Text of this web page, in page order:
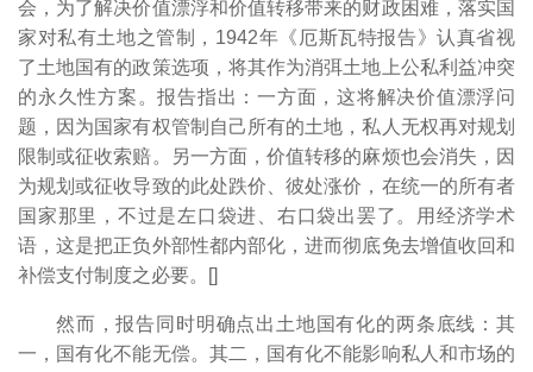
会，为了解决价值漂浮和价值转移带来的财政困难，落实国
家对私有土地之管制，1942年《厄斯瓦特报告》认真省视
了土地国有的政策选项，将其作为消弭土地上公私利益冲突
的永久性方案。报告指出：一方面，这将解决价值漂浮问
题，因为国家有权管制自己所有的土地，私人无权再对规划
限制或征收索赔。另一方面，价值转移的麻烦也会消失，因
为规划或征收导致的此处跌价、彼处涨价，在统一的所有者
国家那里，不过是左口袋进、右口袋出罢了。用经济学术
语，这是把正负外部性都内部化，进而彻底免去增值收回和
补偿支付制度之必要。[]
然而，报告同时明确点出土地国有化的两条底线：其
一，国有化不能无偿。其二，国有化不能影响私人和市场的